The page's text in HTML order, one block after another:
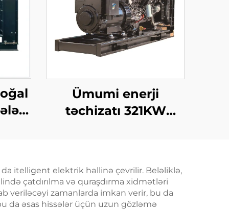
Ümumi enerji
təchizatı 321KW
dizel generator dəsti
itelligent elektrik həllinə çevrilir. Beləliklə,
çatdırılma və quraşdırma xidmətləri
veriləcəyi zamanlarda imkan verir, bu da
da əsas hissələr üçün uzun gözləmə